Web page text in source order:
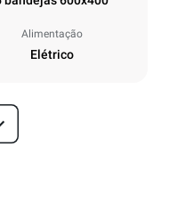
Alimentação
Elétrico